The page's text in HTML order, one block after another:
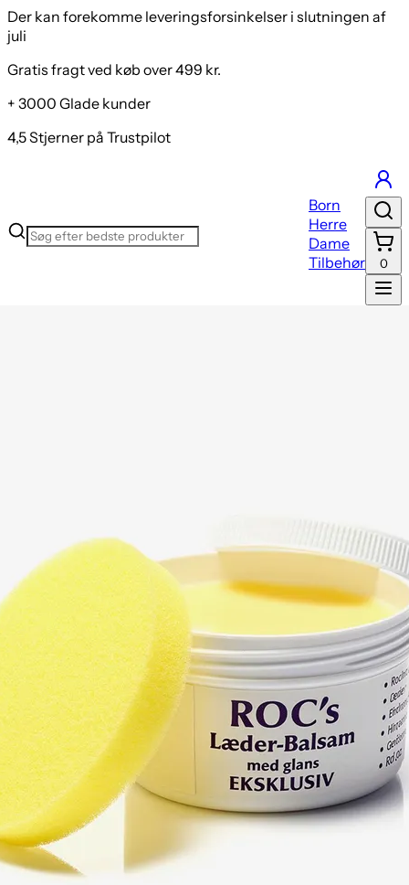
Der kan forekomme leveringsforsinkelser i slutningen af
juli
Gratis fragt ved køb over 499 kr.
+ 3000 Glade kunder
4,5 Stjerner på Trustpilot
Born
Herre
Dame
Tilbehør
0